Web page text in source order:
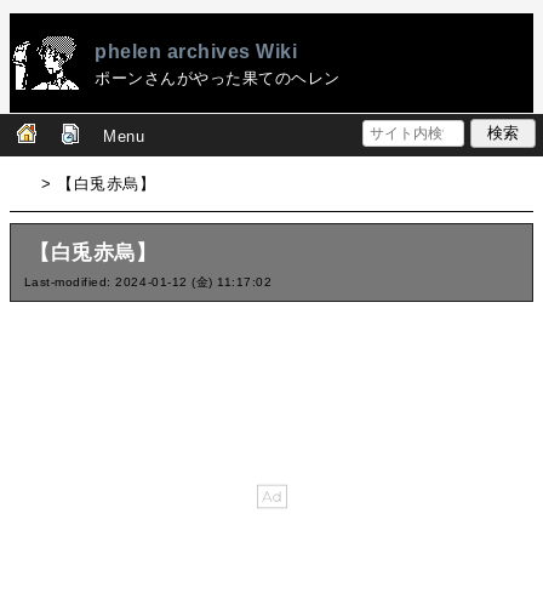
phelen archives Wiki
ポーンさんがやった果てのヘレン
Menu
> 【白兎赤烏】
【白兎赤烏】
Last-modified: 2024-01-12 (金) 11:17:02